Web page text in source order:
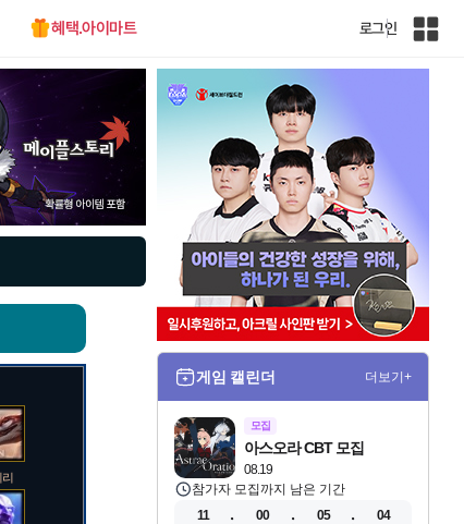
혜택.아이마트 로그인
인
리
게임 캘린더 더보기+
모집
08.19
아스오라 CBT 모집
참가자 모집까지 남은 기간
11
00 05 02